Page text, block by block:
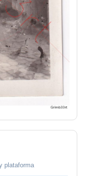
plataforma